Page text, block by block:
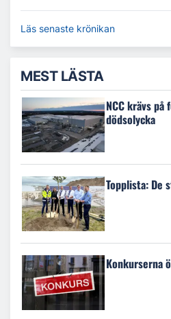
Läs senaste krönikan
MEST LÄSTA
NCC krävs
dödsolycka
Topplista: De
Konkurserna